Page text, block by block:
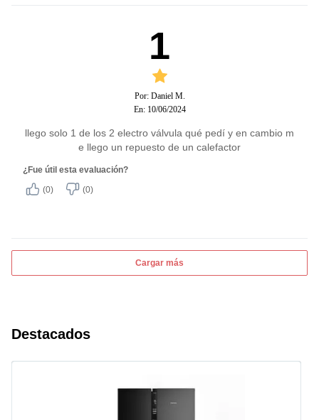
1
Por: Daniel M.
En: 10/06/2024
llego solo 1 de los 2 electro válvula qué pedí y en cambio m
e llego un repuesto de un calefactor
¿Fue útil esta evaluación?
(0)
(0)
Cargar más
Destacados